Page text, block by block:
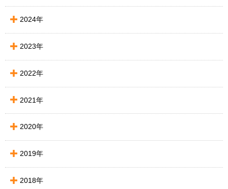
2024年
2023年
2022年
2021年
2020年
2019年
2018年